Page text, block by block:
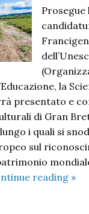
Prosegue
la
presentato e
di Gran
i quali si
sul
reading Via
»